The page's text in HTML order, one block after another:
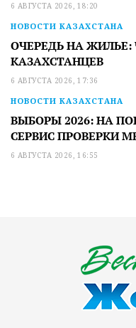
6 АВГУСТА 2026, 18:20
НОВОСТИ КАЗАХСТАНА
ОЧЕРЕДЬ НА
КАЗАХСТАНЦЕВ
6 АВГУСТА 2026, 17:36
НОВОСТИ КАЗАХСТАНА
ВЫБОРЫ 2026: НА
СЕРВИС ПРОВЕРКИ
6 АВГУСТА 2026, 16:55